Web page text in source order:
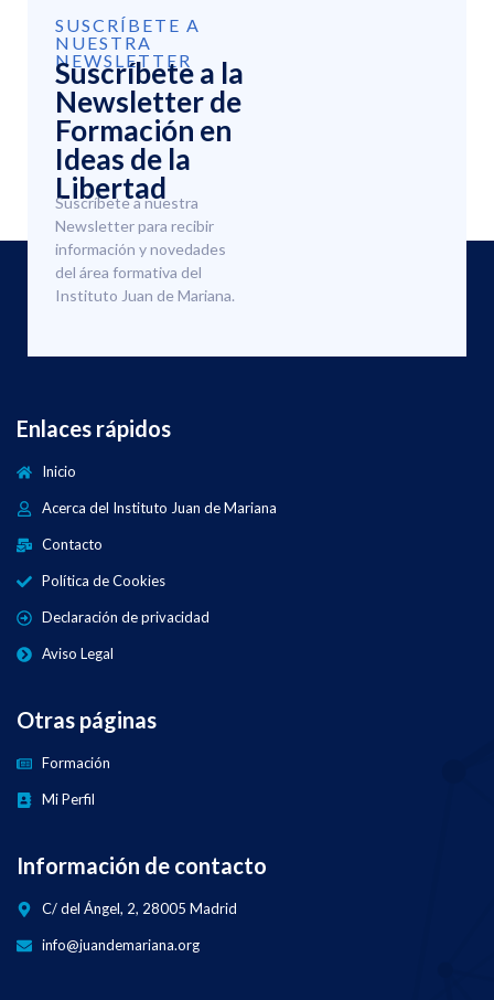
SUSCRÍBETE A
NUESTRA
NEWSLETTER
Suscríbete a la
Newsletter de
Formación en
Ideas de la
Libertad
Suscríbete a nuestra
Newsletter para recibir
información y novedades
del área formativa del
Instituto Juan de Mariana.
Enlaces rápidos
Inicio
Acerca del Instituto Juan de Mariana
Contacto
Política de Cookies
Declaración de privacidad
Aviso Legal
Otras páginas
Formación
Mi Perfil
Información de contacto
C/ del Ángel, 2, 28005 Madrid
info@juandemariana.org